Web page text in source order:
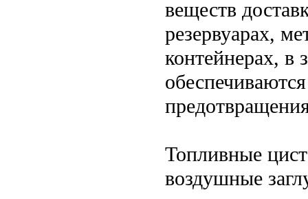
веществ
резервуарах,
контейнерах, в
Топливные
воздушные